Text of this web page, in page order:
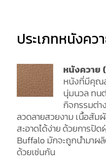
ประเภทหนังคว
หนังควาย
หนังที่มีคุณ
นุ่มนวล ทน
กิจกรรมต่า
ลวดลายสวยงาม เนื้อสัม
สะอาดได้ง่าย ด้วยการปั
Buffalo มักจะถูกนำมาผ
ด้วยเช่นกัน